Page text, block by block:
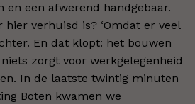
en een afwerend handgebaar.
hier verhuisd is? ‘Omdat er veel
En dat klopt: het bouwen
zorgt voor werkgelegenheid
In de laatste twintig minuten
Boten kwamen we